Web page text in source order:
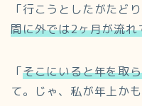
「行こうとしたがたど
間に外では2ヶ月が流れ
「そこにいると年を取
て。じゃ、私が年上か